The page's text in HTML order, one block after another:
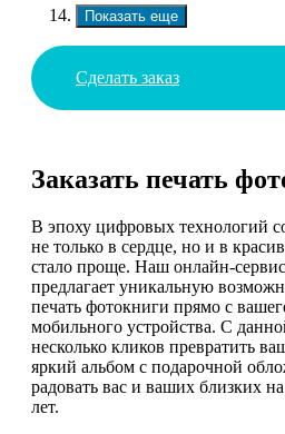
Показать еще
Сделать заказ
Заказать печать
В эпоху цифровых технологий
не только в сердце, но и в
стало проще. Наш онлайн-
предлагает уникальную
печать фотокниги прямо с
мобильного устройства. С
несколько кликов превратить
яркий альбом с подарочной
радовать вас и ваших близких
лет.